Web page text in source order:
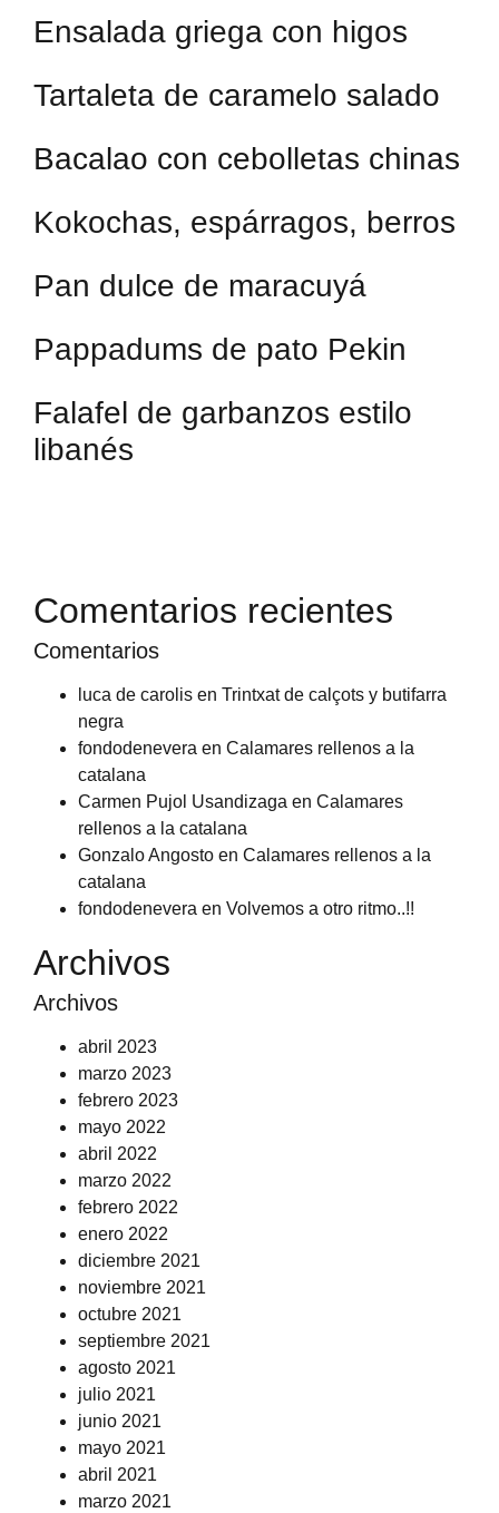
Ensalada griega con higos
Tartaleta de caramelo salado
Bacalao con cebolletas chinas
Kokochas, espárragos, berros
Pan dulce de maracuyá
Pappadums de pato Pekin
Falafel de garbanzos estilo
libanés
Comentarios recientes
Comentarios
luca de carolis en Trintxat de calçots y butifarra
negra
fondodenevera en Calamares rellenos a la
catalana
Carmen Pujol Usandizaga en Calamares
rellenos a la catalana
Gonzalo Angosto en Calamares rellenos a la
catalana
fondodenevera en Volvemos a otro ritmo..!!
Archivos
Archivos
abril 2023
marzo 2023
febrero 2023
mayo 2022
abril 2022
marzo 2022
febrero 2022
enero 2022
diciembre 2021
noviembre 2021
octubre 2021
septiembre 2021
agosto 2021
julio 2021
junio 2021
mayo 2021
abril 2021
marzo 2021